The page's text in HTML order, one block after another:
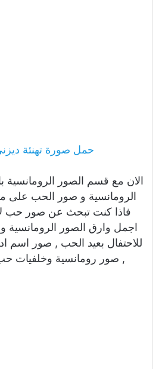
حمل صورة تهنئة
الان مع قسم الصور الرومانسية
الرومانسية و صور الحب على
فاذا كنت تبحث عن صور حب
اجمل وارق الصور
للاحتفال بعيد الحب , صور اسم
, صور رومانسية وخلفيات